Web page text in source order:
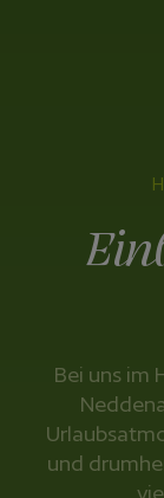
Bei uns im
und